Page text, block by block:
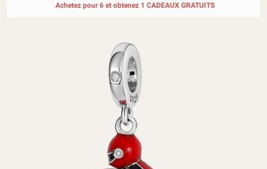
Achetez pour 6 et obtenez 1 CADEAUX GRATUITS